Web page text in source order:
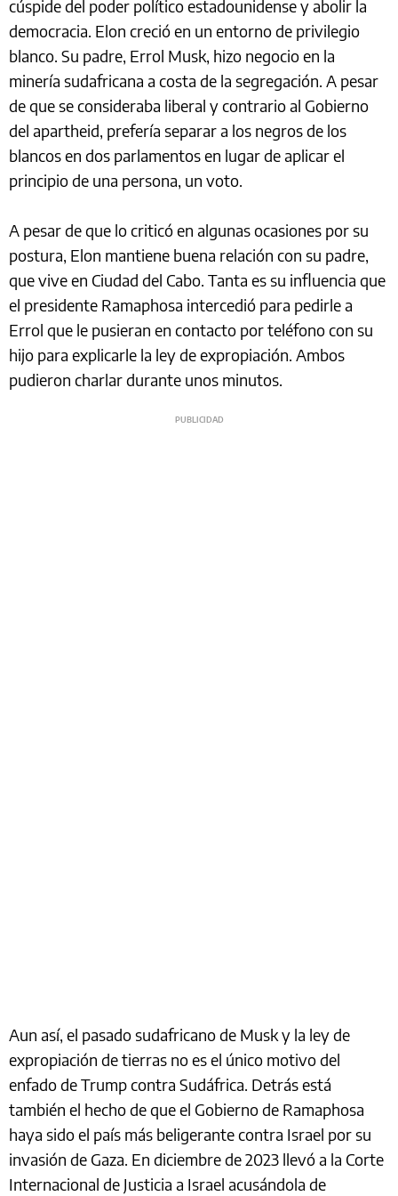
cúspide del poder político estadounidense y abolir la
democracia. Elon creció en un entorno de privilegio
blanco. Su padre, Errol Musk, hizo negocio en la
minería sudafricana a costa de la segregación. A pesar
de que se consideraba liberal y contrario al Gobierno
del apartheid, prefería separar a los negros de los
blancos en dos parlamentos en lugar de aplicar el
principio de una persona, un voto.
A pesar de que lo criticó en algunas ocasiones por su
postura, Elon mantiene buena relación con su padre,
que vive en Ciudad del Cabo. Tanta es su influencia que
el presidente Ramaphosa intercedió para pedirle a
Errol que le pusieran en contacto por teléfono con su
hijo para explicarle la ley de expropiación. Ambos
pudieron charlar durante unos minutos.
Aun así, el pasado sudafricano de Musk y la ley de
expropiación de tierras no es el único motivo del
enfado de Trump contra Sudáfrica. Detrás está
también el hecho de que el Gobierno de Ramaphosa
haya sido el país más beligerante contra Israel por su
invasión de Gaza. En diciembre de 2023 llevó a la Corte
Internacional de Justicia a Israel acusándola de